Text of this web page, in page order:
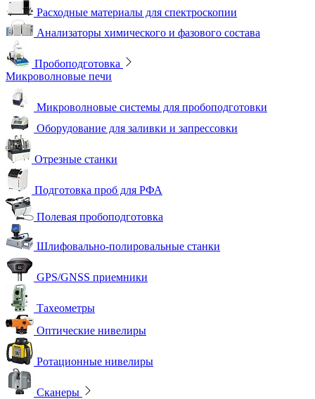
Расходные материалы для спектроскопии
Анализаторы химического и фазового состава
Пробоподготовка
Микроволновые печи
Микроволновые системы для пробоподготовки
Оборудование для заливки и запрессовки
Отрезные станки
Подготовка проб для РФА
Полевая пробоподготовка
Шлифовально-полировальные станки
GPS/GNSS приемники
Тахеометры
Оптические нивелиры
Ротационные нивелиры
Сканеры